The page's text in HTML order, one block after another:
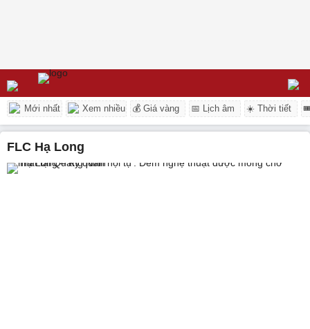
Mới nhất Xem nhiều 💰 Giá vàng 📅 Lịch âm ☀️ Thời tiết
FLC Hạ Long